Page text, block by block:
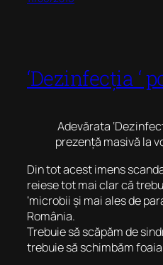
‘Dezinfecția ‘
Adevărata
prezență masivă la
Din tot acest imens
reiese tot mai clar că
‘microbii și mai ales de
România.
Trebuie să scăpăm de
trebuie să schimbăm